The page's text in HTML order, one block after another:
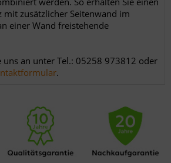
mit zusätzlicher Seitenwand im
einer Wand freistehende
uns an unter Tel.: 05258 973812 oder
.